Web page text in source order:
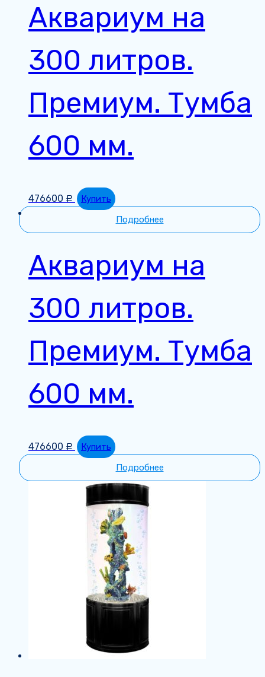
Аквариум на
300 литров.
Премиум. Тумба
600 мм.
476600 Р
Купить
Подробнее
Аквариум на
300 литров.
Премиум. Тумба
600 мм.
476600 Р
Купить
Подробнее